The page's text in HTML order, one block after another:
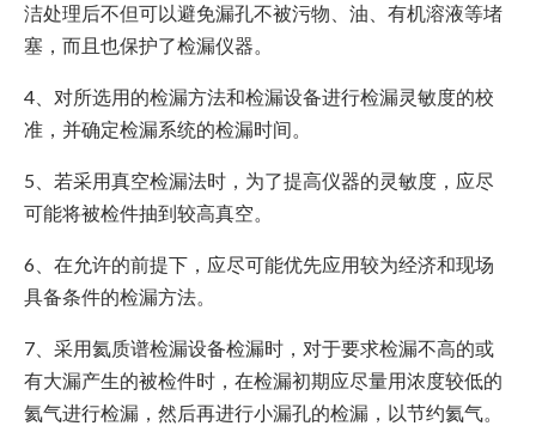
洁处理后不但可以避免漏孔不被污物、油、有机溶液等堵
塞，而且也保护了检漏仪器。
4、对所选用的检漏方法和检漏设备进行检漏灵敏度的校
准，并确定检漏系统的检漏时间。
5、若采用真空检漏法时，为了提高仪器的灵敏度，应尽
可能将被检件抽到较高真空。
6、在允许的前提下，应尽可能优先应用较为经济和现场
具备条件的检漏方法。
7、采用氦质谱检漏设备检漏时，对于要求检漏不高的或
有大漏产生的被检件时，在检漏初期应尽量用浓度较低的
氦气进行检漏，然后再进行小漏孔的检漏，以节约氦气。